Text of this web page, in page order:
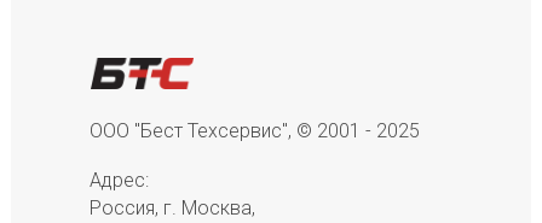
ООО "Бест Техсервис", © 2001 - 2025
Адрес:
Россия, г. Москва,